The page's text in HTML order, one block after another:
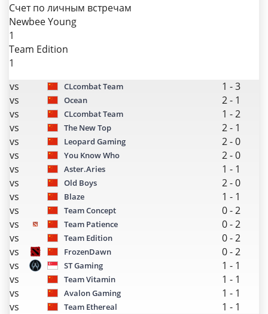
Счет по личным встречам
Newbee Young
1
Team Edition
1
vs
CLcombat Team 1 -3
vs
Ocean 2- 1
vs
CLcombat Team 1 -2
vs
The New Top 2- 1
vs
Leopard Gaming 2-0
vs
You Know Who 2-0
vs
Aster.Aries 1 - 1
vs
Old Boys 2-0
vs
Blaze 1 - 1
vs
Team Concept 0-2
vs
Team Patience 0-2
vs
Team Edition 0-2
vs
FrozenDawn 0-2
vs
ST Gaming 1 - 1
vs
Team Vitamin 1 - 1
vs
Avalon Gaming 1 - 1
vs
Team Ethereal 1 - 1